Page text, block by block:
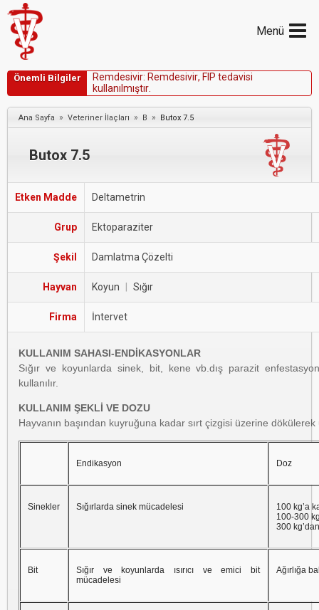
Menü
Önemli Bilgiler Remdesivir: Remdesivir, F P tedavisi
ku anı mıştır
Ana Sayfa » Veteriner İlaçları » B » Butox 7.5
Butox 7.5
Etken Madde Deltametrin
Grup Ektoparaziter
Şekil Damlatma Çözelti
Hayvan Koyun Sığır
Firma İntervet
KULLANIM SAHASI-ENDİKASYONLAR
Sığır ve koyunlarda sinek, bit, kene vb.dış parazit
kullanılır.
KULLANIM ŞEKLİ VE DOZU
Hayvanın başından kuyruğuna kadar sırt çizgisi üzerine dökülerek
Endikasyon Doz
Sinekler Sığırlarda sinek mücadelesi
100 kg’a
100-300
300
Bit
Sığır ve koyunlarda ısırıcı ve emici bit
mücadelesi
Ağırlığa